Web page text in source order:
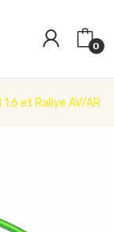
0
et Rallye AV/AR